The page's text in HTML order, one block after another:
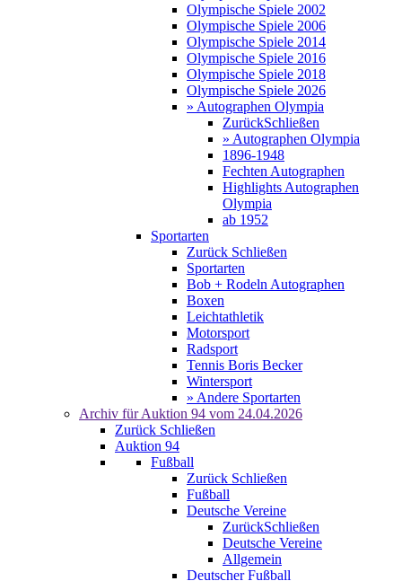
Olympische Spiele 2002
Olympische Spiele 2006
Olympische Spiele 2014
Olympische Spiele 2016
Olympische Spiele 2018
Olympische Spiele 2026
» Autographen Olympia
ZurückSchließen
» Autographen Olympia
1896-1948
Fechten Autographen
Highlights Autographen
Olympia
ab 1952
Sportarten
Zurück Schließen
Sportarten
Bob + Rodeln Autographen
Boxen
Leichtathletik
Motorsport
Radsport
Tennis Boris Becker
Wintersport
» Andere Sportarten
Archiv für Auktion 94 vom 24.04.2026
Zurück Schließen
Auktion 94
Fußball
Zurück Schließen
Fußball
Deutsche Vereine
ZurückSchließen
Deutsche Vereine
Allgemein
Deutscher Fußball